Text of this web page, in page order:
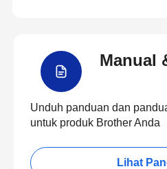
Manual
Unduh panduan dan
untuk produk Brother Anda
Lihat